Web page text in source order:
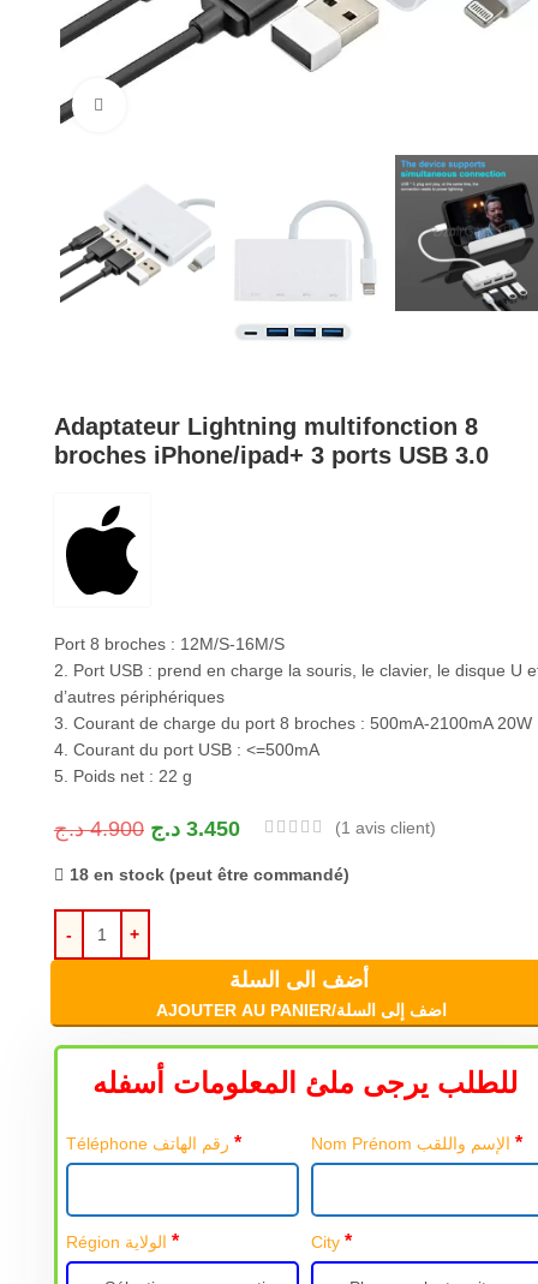
Adaptateur Lightning multifonction 8
broches iPhone/ipad+ 3 ports USB 3.0
Port 8 broches : 12M/S-16M/S
2. Port USB : prend en charge la souris, le clavier, le disque U
d’autres périphériques
3. Courant de charge du port 8 broches : 500mA-2100mA 20W
4. Courant du port USB : <=500mA
5. Poids net : 22 g
4.900 د.ج 3.450 د.ج (1 avis client)
18 en stock (peut être commandé)
أضف الى السلة
AJOUTER AU PANIER/اضف إلى السلة
للطلب يرجى ملئ المعلومات أسفله
* *
* City *